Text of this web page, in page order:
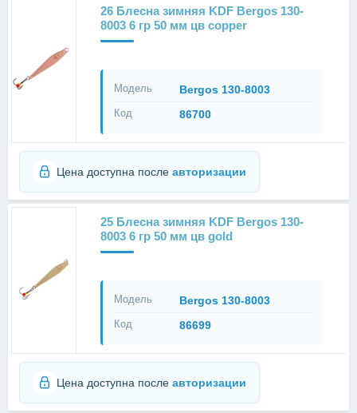
26 Блесна зимняя KDF Bergos 130-
8003 6 гр 50 мм цв copper
Модель Bergos 130-8003
Код 86700
Цена доступна после авторизации
25 Блесна зимняя KDF Bergos 130-
8003 6 гр 50 мм цв gold
Модель Bergos 130-8003
Код 86699
Цена доступна после авторизации